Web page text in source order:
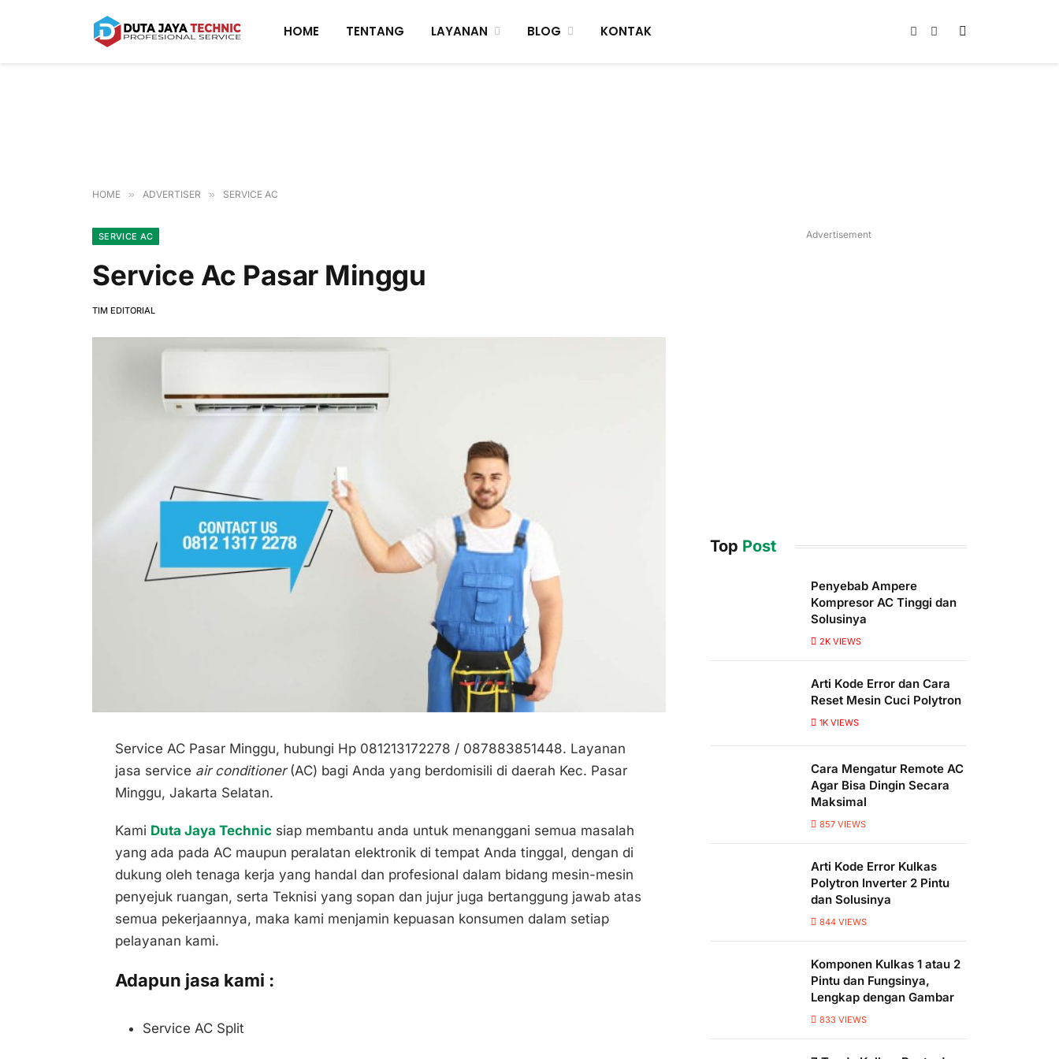
HOME TENTANG LAYANAN BLOG KONTAK Instagram
TikTok
HOME » ADVERTISER » SERVICE AC
SERVICE AC
Service Ac Pasar Minggu
TIM EDITORIAL
Service AC Pasar Minggu, hubungi Hp 081213172278 / 087883851448. Layanan
jasa service air conditioner(AC) bagi Anda yang berdomisili di daerah Kec. Pasar
Minggu, Jakarta Selatan.
Kami Duta Jaya Technicsiap membantu anda untuk menanggani semua masalah
yang ada pada AC maupun peralatan elektronik di tempat Anda tinggal, dengan di
dukung oleh tenaga kerja yang handal dan profesional dalam bidang mesin-mesin
penyejuk ruangan, serta Teknisi yang sopan dan jujur juga bertanggung jawab atas
semua pekerjaannya, maka kami menjamin kepuasan konsumen dalam setiap
pelayanan kami.
Adapun jasa kami :
Service AC Split
Advertisement
Top Post
Penyebab Ampere
Kompresor AC Tinggi dan
Solusinya
2K VIEWS
Arti Kode Error dan Cara
Reset Mesin Cuci Polytron
1K VIEWS
Cara Mengatur Remote AC
Agar Bisa Dingin Secara
Maksimal
857 VIEWS
Arti Kode Error Kulkas
Polytron Inverter 2 Pintu
dan Solusinya
844 VIEWS
Komponen Kulkas 1 atau 2
Pintu dan Fungsinya,
Lengkap dengan Gambar
833 VIEWS